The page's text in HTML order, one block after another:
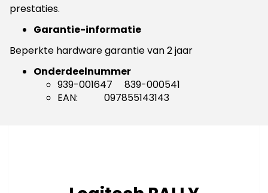
prestaties.
Garantie-informatie
Beperkte hardware garantie van 2 jaar
Onderdeelnummer
939-001647 839-000541
EAN: 097855143143